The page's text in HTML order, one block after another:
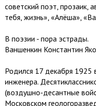
советский поэт, прозаик,
тебя, жизнь», «Алёша»,
В поэзии - пора эстрады.
Ваншенкин Константин
Родился 17 декабря 1925
инженера.
(воздушно-десантные
Московском